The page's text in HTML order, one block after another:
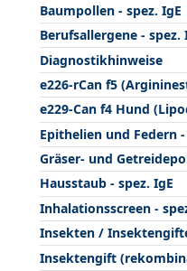
Baumpollen - spez. IgE
Berufsallergene - spez.
Diagnostikhinweise
e226-rCan f5
e229-Can f4 Hund
Epithelien und Federn -
Gräser- und
Hausstaub - spez. IgE
Inhalationsscreen -
Insekten /
Insektengift